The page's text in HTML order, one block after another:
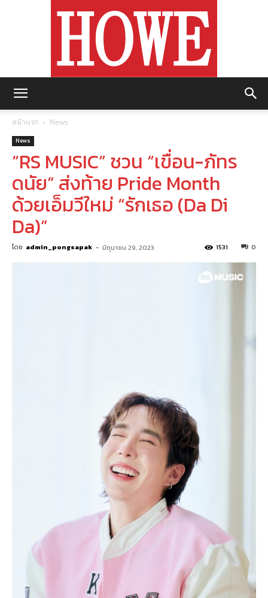
หน้าแรก News
News
“RS MUSIC” ชวน “เขื่อน-ภัทร
ดนัย” ส่งท้าย Pride Month
ด้วยเอ็มวีใหม่ “รักเธอ (Da Di
Da)”
โดย admin_pongsapak - มิถุนายน 29, 2023 0
1531